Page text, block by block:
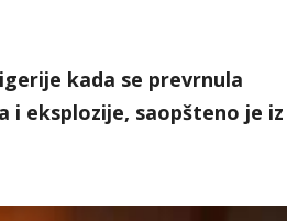
kada se prevrnula
i eksplozije, saopšteno je iz